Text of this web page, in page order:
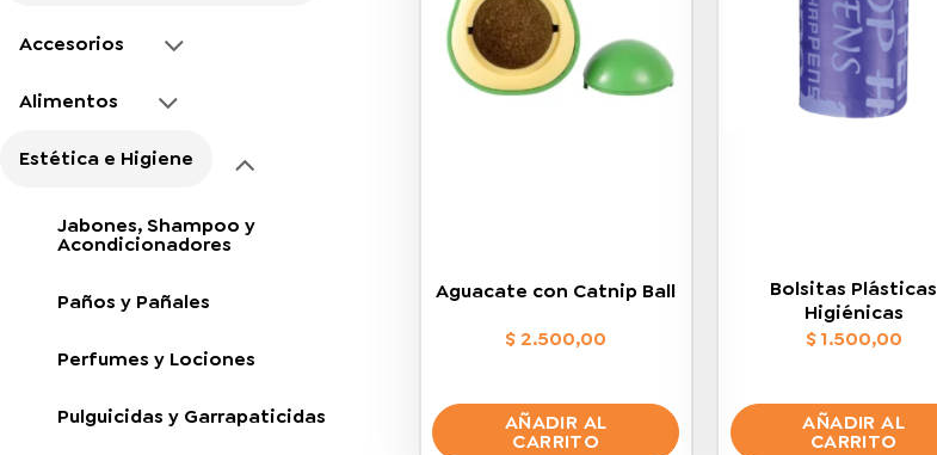
Accesorios
Alimentos
Estética e Higiene
Jabones, Shampoo y
Acondicionadores
Paños y Pañales
Perfumes y Lociones
Pulguicidas y Garrapaticidas
Aguacate con Catnip Ball
$ 2.500,00
AÑADIR AL
CARRITO
Bolsitas Plásticas
Higiénicas
$1.500,00
AÑADIR AL
CARRITO